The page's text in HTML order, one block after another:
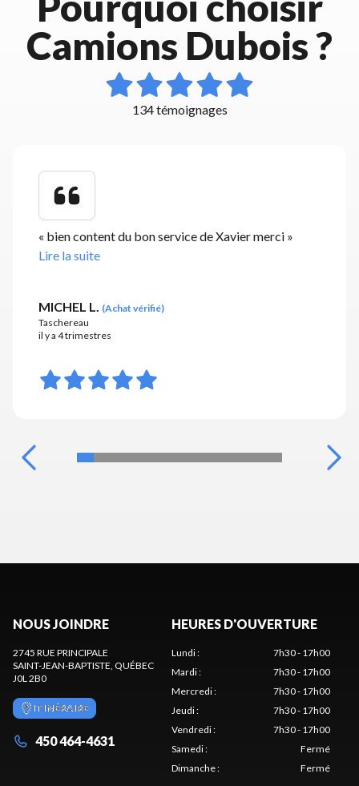
Camions Dubois ?
134 témoignages
« bien content du bon service de Xavier merci »
Lire la suite
MICHEL L. (Achat vérifié)
Taschereau
il y a 4 trimestres
NOUS JOINDRE
2745 RUE PRINCIPALE
SAINT-JEAN-BAPTISTE , QUÉBEC
J0L 2B0
ITINÉRAIRE
450 464-4631
HEURES D'OUVERTURE
Lundi:
7h30 - 17h00
Mardi:
7h30 - 17h00
Mercredi:
7h30 - 17h00
Jeudi:
7h30 - 17h00
Vendredi:
7h30 - 17h00
Samedi:
Fermé
Dimanche: Fermé